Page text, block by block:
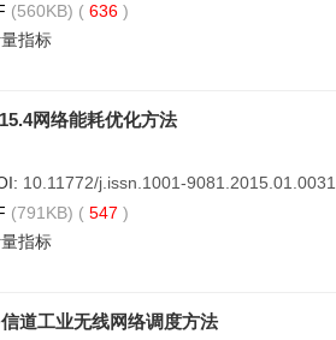
(560KB) ( 636 )
指标
网络能耗优化方法
10.11772/j.issn.1001-9081.2015.01.0031
(791KB) ( 547 )
指标
道工业无线网络调度方法